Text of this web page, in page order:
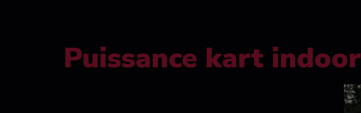
Puissance kart indoor